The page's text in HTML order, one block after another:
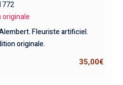
originale
Fleuriste artificiel.
originale.
35,00€